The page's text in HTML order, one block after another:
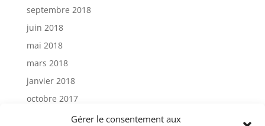
Gérer le consentement aux
septembre 2018
juin 2018
mai 2018
mars 2018
janvier 2018
octobre 2017
janvier 2017